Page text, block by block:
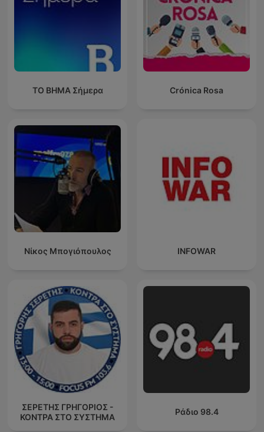
ΤΟ ΒΗΜΑ Σήμερα Crónica Rosa
Νίκος Μπογιόπουλος INFOWAR
ΣΕΡΕΤΗΣ ΓΡΗΓΟΡΙΟΣ -
ΚΟΝΤΡΑ ΣΤΟ ΣΥΣΤΗΜΑ
Ράδιο 98.4